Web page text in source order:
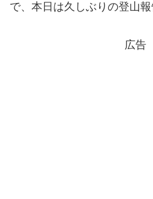
で、本日は久しぶりの登山報
広告